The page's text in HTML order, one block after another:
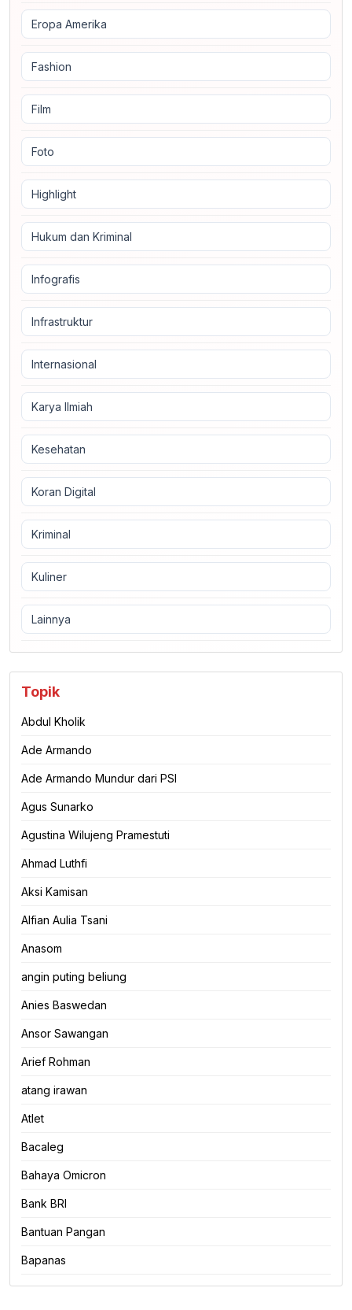
Eropa Amerika
Fashion
Film
Foto
Highlight
Hukum dan Kriminal
Infografis
Infrastruktur
Internasional
Karya Ilmiah
Kesehatan
Koran Digital
Kriminal
Kuliner
Lainnya
Topik
Abdul Kholik
Ade Armando
Ade Armando Mundur dari PSI
Agus Sunarko
Agustina Wilujeng Pramestuti
Ahmad Luthfi
Aksi Kamisan
Alfian Aulia Tsani
Anasom
angin puting beliung
Anies Baswedan
Ansor Sawangan
Arief Rohman
atang irawan
Atlet
Bacaleg
Bahaya Omicron
Bank BRI
Bantuan Pangan
Bapanas